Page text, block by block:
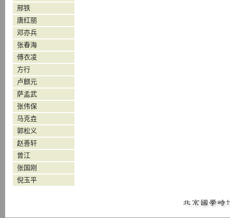
邢铁
唐红丽
邓亦兵
张春海
傅衣凌
方行
卢麒元
萨孟武
张伟保
马克垚
郭松义
赵善轩
曾江
张国刚
倪玉平